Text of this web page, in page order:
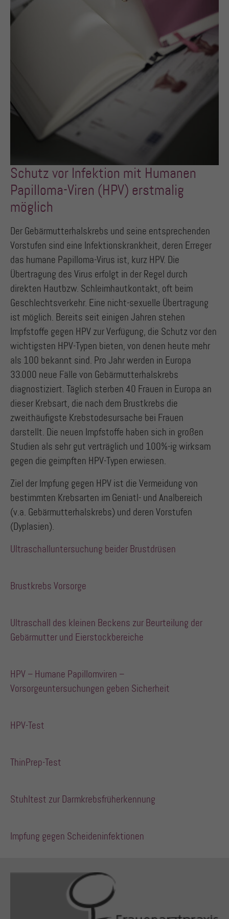
Schutz vor Infektion mit Humanen
Papilloma-Viren (HPV) erstmalig
möglich
Der Gebärmutterhalskrebs und seine entsprechenden
Vorstufen sind eine Infektionskrankheit, deren Erreger
das humane Papilloma-Virus ist, kurz HPV. Die
Übertragung des Virus erfolgt in der Regel durch
direkten Hautbzw. Schleimhautkontakt, oft beim
Geschlechtsverkehr. Eine nicht-sexuelle Übertragung
ist möglich. Bereits seit einigen Jahren stehen
Impfstoffe gegen HPV zur Verfügung, die Schutz vor den
wichtigsten HPV-Typen bieten, von denen heute mehr
als 100 bekannt sind. Pro Jahr werden in Europa
33.000 neue Fälle von Gebärmutterhalskrebs
diagnostiziert. Täglich sterben 40 Frauen in Europa an
dieser Krebsart, die nach dem Brustkrebs die
zweithäufigste Krebstodesursache bei Frauen
darstellt. Die neuen Impfstoffe haben sich in großen
Studien als sehr gut verträglich und 100%-ig wirksam
gegen die geimpften HPV-Typen erwiesen.
Ziel der Impfung gegen HPV ist die Vermeidung von
bestimmten Krebsarten im Geniatl- und Analbereich
(v.a. Gebärmutterhalskrebs) und deren Vorstufen
(Dyplasien).
Ultraschalluntersuchung beider Brustdrüsen
Brustkrebs Vorsorge
Ultraschall des kleinen Beckens zur Beurteilung der
Gebärmutter und Eierstockbereiche
HPV – Humane Papillomviren –
Vorsorgeuntersuchungen geben Sicherheit
HPV-Test
ThinPrep-Test
Stuhltest zur Darmkrebsfrüherkennung
Impfung gegen Scheideninfektionen